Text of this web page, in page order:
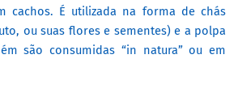
cachos. É utilizada na forma de chás
ou suas flores e sementes) e a polpa
são consumidas “in natura” ou em